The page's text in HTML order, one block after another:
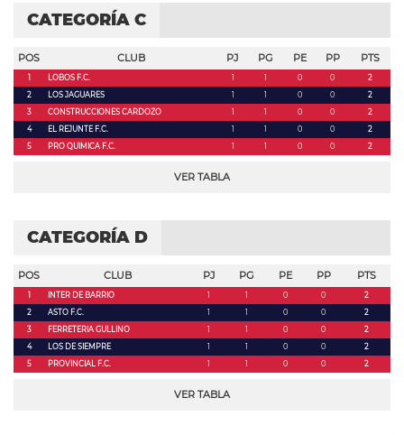
CATEGORÍA C
POS CLUB PJ PG PE PP PTS
1 LOBOS F.C. 1 1 0 0
2
2
LOS JAGUARES 1 1 0 0
2
3
CONSTRUCCIONES CARDOZO 1 1 0 0
2
4
EL REJUNTE F.C. 1 1 0 0
2
5
PRO QUIMICA F.C. 1 1 0 0 2
VER TABLA
CATEGORÍA D
POS CLUB PJ PG PE PP PTS
1 INTER DE BARRIO 1 1 0 0
2
2
ASTO F.C. 1 1 0 0
2
3
FERRETERIA GULLINO 1 1 0 0
2
4
LOS DE SIEMPRE 1 1 0 0
2
5
PROVINCIAL F.C. 1 1 0 0 2
VER TABLA